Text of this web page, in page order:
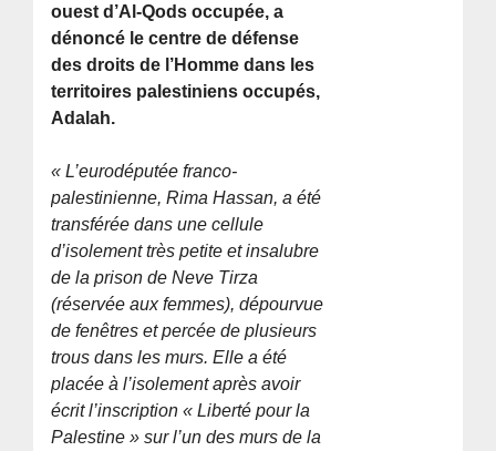
ouest d’Al-Qods occupée, a
dénoncé le centre de défense
des droits de l’Homme dans les
territoires palestiniens occupés,
Adalah.
« L’eurodéputée franco-
palestinienne, Rima Hassan, a été
transférée dans une cellule
d’isolement très petite et insalubre
de la prison de Neve Tirza
(réservée aux femmes), dépourvue
de fenêtres et percée de plusieurs
trous dans les murs. Elle a été
placée à l’isolement après avoir
écrit l’inscription « Liberté pour la
Palestine » sur l’un des murs de la